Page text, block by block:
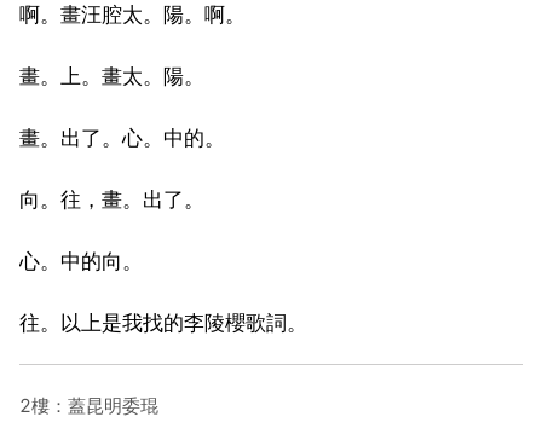
啊。畫汪腔太。陽。啊。
畫。上。畫太。陽。
畫。出了。心。中的。
向。往，畫。出了。
心。中的向。
往。以上是我找的李陵櫻歌詞。
2樓：蓋昆明委琨